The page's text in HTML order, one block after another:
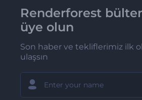
Renderforest
üye olun
Son haber ve tekliflerimiz ilk
ulaşsın